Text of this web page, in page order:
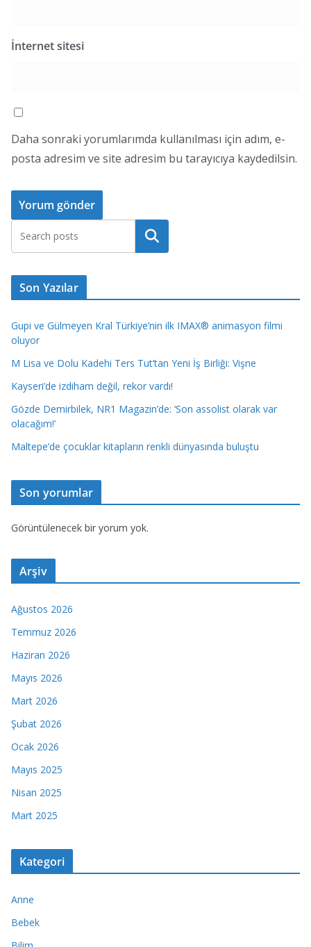
İnternet sitesi
Daha sonraki yorumlarımda kullanılması için adım, e-
posta adresim ve site adresim bu tarayıcıya kaydedilsin.
Ara
Son Yazılar
Gupi ve Gülmeyen Kral Türkiye’nin ilk IMAX® animasyon filmi
oluyor
M Lisa ve Dolu Kadehi Ters Tut’tan Yeni İş Birliği: Vişne
Kayseri’de izdiham değil, rekor vardı!
Gözde Demirbilek, NR1 Magazin’de: ‘Son assolist olarak var
olacağım!’
Maltepe’de çocuklar kitapların renkli dünyasında buluştu
Son yorumlar
Görüntülenecek bir yorum yok.
Arşiv
Ağustos 2026
Temmuz 2026
Haziran 2026
Mayıs 2026
Mart 2026
Şubat 2026
Ocak 2026
Mayıs 2025
Nisan 2025
Mart 2025
Kategori
Anne
Bebek